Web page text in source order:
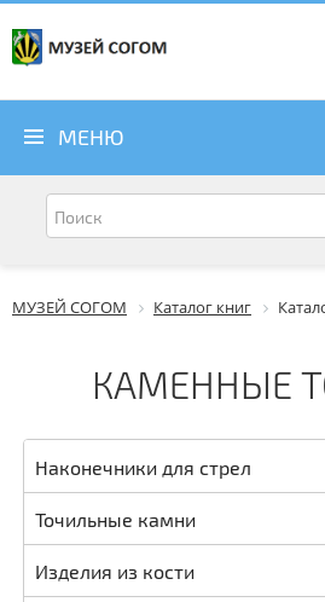
МЕНЮ
МУЗЕЙ СОГОМ Каталог книг
КАМЕННЫЕ
Наконечники для стрел
Точильные камни
Изделия из кости